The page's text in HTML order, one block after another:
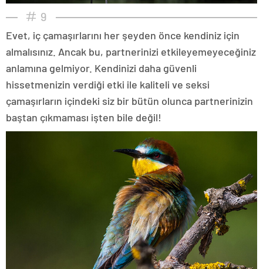
9
Evet, iç çamaşırlarını her şeyden önce kendiniz için
almalısınız. Ancak bu, partnerinizi etkileyemeyeceğiniz
anlamına gelmiyor. Kendinizi daha güvenli
hissetmenizin verdiği etki ile kaliteli ve seksi
çamaşırların içindeki siz bir bütün olunca partnerinizin
baştan çıkmaması işten bile değil!